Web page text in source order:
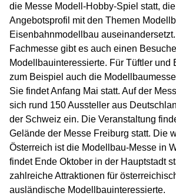
die Messe Modell-Hobby-Spiel statt,
Angebotsprofil mit den Themen
Eisenbahnmodellbau
Fachmesse gibt es auch einen
Modellbauinteressierte. Für Tüftler und
zum Beispiel auch die
Sie findet Anfang Mai statt. Auf der
sich rund 150 Aussteller aus
der Schweiz ein. Die Veranstaltung
Gelände der Messe Freiburg statt. Die
Österreich ist die Modellbau-Messe in
findet Ende Oktober in der Hauptstadt
zahlreiche Attraktionen für
ausländische Modellbauinteressierte.